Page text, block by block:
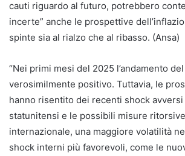
cauti riguardo al futuro, potrebbero
incerte” anche le prospettive
spinte sia al rialzo che al ribasso. (Ansa)
“Nei primi mesi del 2025 l’andamento
verosimilmente positivo. Tuttavia, le
hanno risentito dei recenti shock
statunitensi e le possibili misure
internazionale, una maggiore volatilità
shock interni più favorevoli, come le